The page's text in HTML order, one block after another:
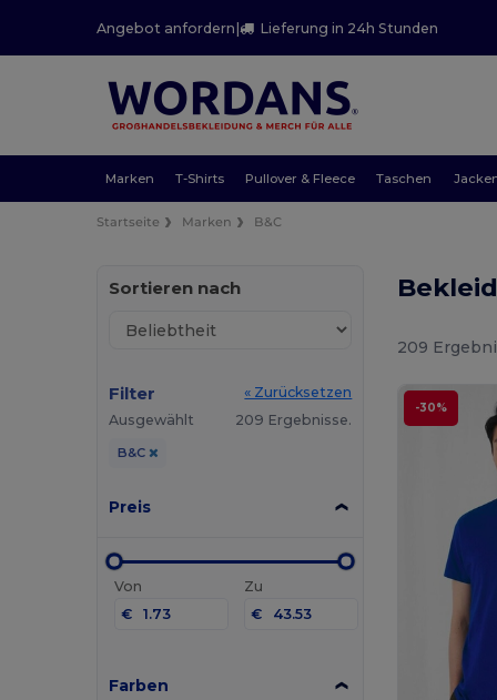
Angebot anfordern| Lieferung in 24h Stunden
Marken T-Shirts Pullover & Fleece Taschen
Startseite Marken B&C
Sortieren nach
Filter
« Zurücksetzen
Ausgewählt
209 Ergebnisse.
B&C
Preis
Von
€
Zu
€
Farben
209
-30%